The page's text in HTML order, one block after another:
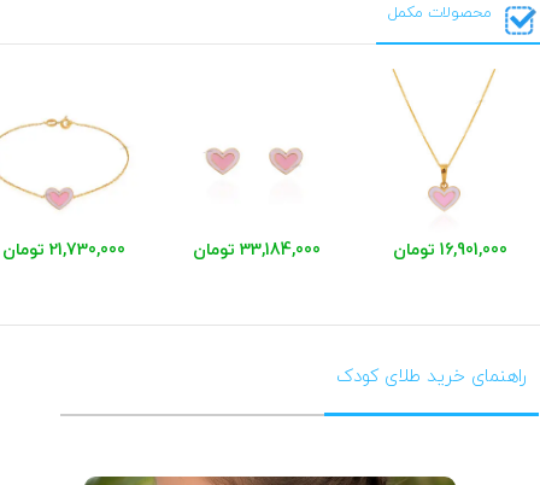
محصولات مکمل
16,901,000 تومان 33,184,000 تومان 21,730,000 تومان
راهنمای خرید طلای کودک